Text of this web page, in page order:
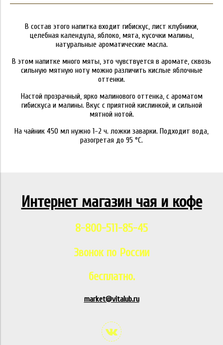
В состав этого напитка входит гибискус, лист клубники,
целебная календула, яблоко, мята, кусочки малины,
натуральные ароматические масла.
В этом напитке много мяты, это чувствуется в аромате, сквозь
сильную мятную ноту можно различить кислые яблочные
оттенки.
Настой прозрачный, ярко малинового оттенка, с ароматом
гибискуса и малины. Вкус с приятной кислинкой, и сильной
мятной нотой.
На чайник 450 мл нужно 1-2 ч. ложки заварки. Подходит вода,
разогретая до 95 °C.
Интернет магазин чая и кофе
8-800-511-85-45
Звонок по России
бесплатно.
market@vitalub.ru